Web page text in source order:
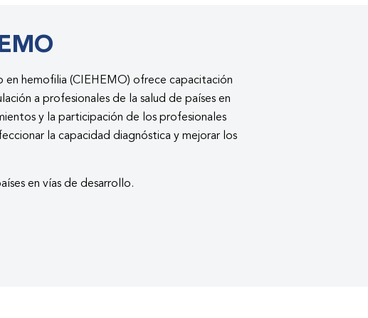
en hemofilia (CIEHEMO) ofrece capacitación
a profesionales de la salud de países en
y la participación de los profesionales
la capacidad diagnóstica y mejorar los
en vías de desarrollo.